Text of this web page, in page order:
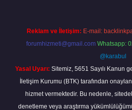
Reklam ve İletişim: E-mail:
forumhizmeti@gmail.com Whatsapp:
@karabul
Yasal Uyarı: Sitemiz, 5651 Sayılı Kanun
İletişim Kurumu (BTK) tarafından
hizmet vermektedir. Bu nedenle,
denetleme veya araştırma